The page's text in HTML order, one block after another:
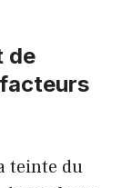
de
teinte du